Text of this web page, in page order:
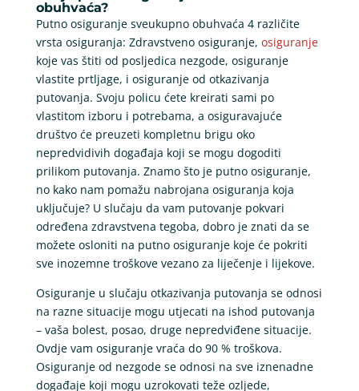
obuhvaća?
Putno osiguranje sveukupno obuhvaća 4 različite
vrsta osiguranja: Zdravstveno osiguranje, osiguranje
koje vas štiti od posljedica nezgode, osiguranje
vlastite prtljage, i osiguranje od otkazivanja
putovanja. Svoju policu ćete kreirati sami po
vlastitom izboru i potrebama, a osiguravajuće
društvo će preuzeti kompletnu brigu oko
nepredvidivih događaja koji se mogu dogoditi
prilikom putovanja. Znamo što je putno osiguranje,
no kako nam pomažu nabrojana osiguranja koja
uključuje? U slučaju da vam putovanje pokvari
određena zdravstvena tegoba, dobro je znati da se
možete osloniti na putno osiguranje koje će pokriti
sve inozemne troškove vezano za liječenje i lijekove.
Osiguranje u slučaju otkazivanja putovanja se odnosi
na razne situacije mogu utjecati na ishod putovanja
– vaša bolest, posao, druge nepredviđene situacije.
Ovdje vam osiguranje vraća do 90 % troškova.
Osiguranje od nezgode se odnosi na sve iznenadne
događaje koji mogu uzrokovati teže ozljede,